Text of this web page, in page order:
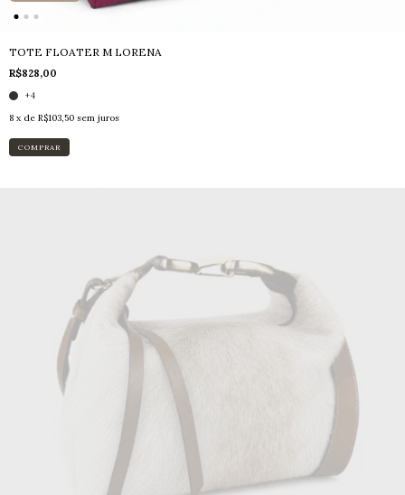
TOTE FLOATER M LORENA
R$828,00
+4
8 x de R$103,50 sem juros
COMPRAR